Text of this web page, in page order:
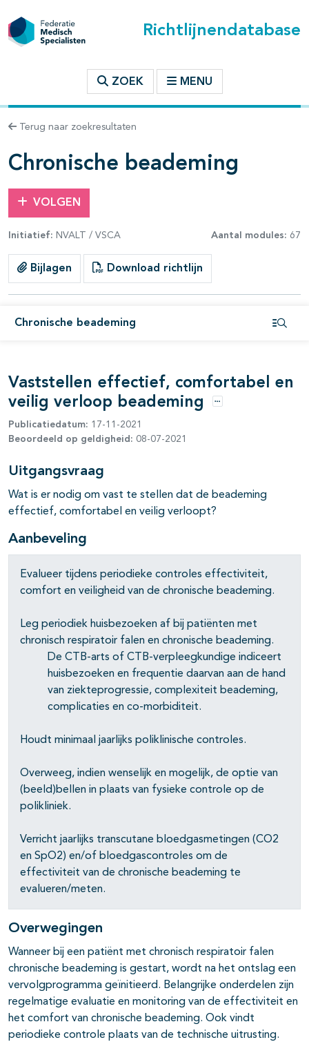
Richtlijnendatabase
ZOEK MENU
Terug naar zoekresultaten
Chronische beademing
VOLGEN
Initiatief: NVALT / VSCA Aantal modules: 67
Bijlagen Download richtlijn
Chronische beademing
binnen deze richtlijn
open- en dichtklappen
open- en dichtklappen
open- en dichtklappen
open- en dichtklappen
open- en dichtklappen
open- en dichtklappen
open- en dichtklappen
Vaststellen effectief, comfortabel en
veilig verloop beademing
Opties
Publicatiedatum: 17-11-2021
Beoordeeld op geldigheid: 08-07-2021
Uitgangsvraag
Wat is er nodig om vast te stellen dat de beademing
effectief, comfortabel en veilig verloopt?
Aanbeveling
Evalueer tijdens periodieke controles effectiviteit,
comfort en veiligheid van de chronische beademing.
Leg periodiek huisbezoeken af bij patiënten met
chronisch respiratoir falen en chronische beademing.
De CTB-arts of CTB-verpleegkundige indiceert
huisbezoeken en frequentie daarvan aan de hand
van ziekteprogressie, complexiteit beademing,
complicaties en co-morbiditeit.
Houdt minimaal jaarlijks poliklinische controles.
Overweeg, indien wenselijk en mogelijk, de optie van
(beeld)bellen in plaats van fysieke controle op de
polikliniek.
Verricht jaarlijks transcutane bloedgasmetingen (CO2
en SpO2) en/of bloedgascontroles om de
effectiviteit van de chronische beademing te
evalueren/meten.
Overwegingen
Wanneer bij een patiënt met chronisch respiratoir falen
chronische beademing is gestart, wordt na het ontslag een
vervolgprogramma geïnitieerd. Belangrijke onderdelen zijn
regelmatige evaluatie en monitoring van de effectiviteit en
het comfort van chronische beademing. Ook vindt
periodieke controle plaats van de technische uitrusting.